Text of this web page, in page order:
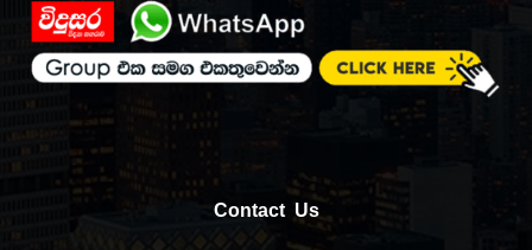
Contact Us